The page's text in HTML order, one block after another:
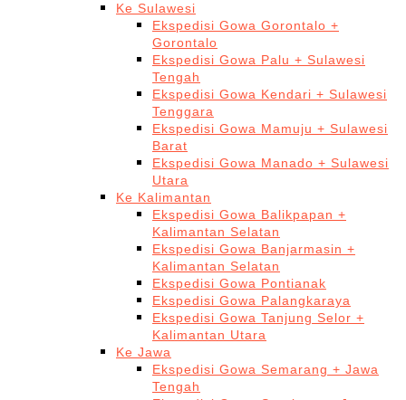
Ke Sulawesi
Ekspedisi Gowa Gorontalo +
Gorontalo
Ekspedisi Gowa Palu + Sulawesi
Tengah
Ekspedisi Gowa Kendari + Sulawesi
Tenggara
Ekspedisi Gowa Mamuju + Sulawesi
Barat
Ekspedisi Gowa Manado + Sulawesi
Utara
Ke Kalimantan
Ekspedisi Gowa Balikpapan +
Kalimantan Selatan
Ekspedisi Gowa Banjarmasin +
Kalimantan Selatan
Ekspedisi Gowa Pontianak
Ekspedisi Gowa Palangkaraya
Ekspedisi Gowa Tanjung Selor +
Kalimantan Utara
Ke Jawa
Ekspedisi Gowa Semarang + Jawa
Tengah